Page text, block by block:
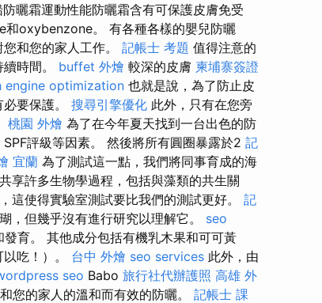
曬霜運動性能防曬霜含有可保護皮膚免受
oxybenzone。 有各種各樣的嬰兒防曬
和您的家人工作。 記帳士 考題 值得注意的
時間。 buffet 外燴 較深的皮膚 柬埔寨簽證
engine optimization 也就是說，為了防止皮
要保護。 搜尋引擎優化 此外，只有在您旁
桃園 外燴 為了在今年夏天找到一台出色的防
評級等因素。 然後將所有圓圈暴露於2 記
宜蘭 為了測試這一點，我們將同事育成的海
享許多生物學過程，包括與藻類的共生關
這使得實驗室測試要比我們的測試更好。 記
，但幾乎沒有進行研究以理解它。 seo
育。 其他成分包括有機乳木果和可可黃
吃！）。 台中 外燴 seo services 此外，由
seo Babo 旅行社代辦護照 高雄 外
您的家人的溫和而有效的防曬。 記帳士 課